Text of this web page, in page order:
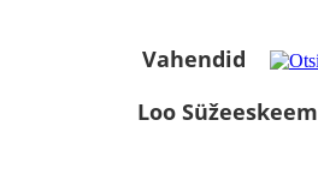
Vahendid
Loo Süžeeskeem